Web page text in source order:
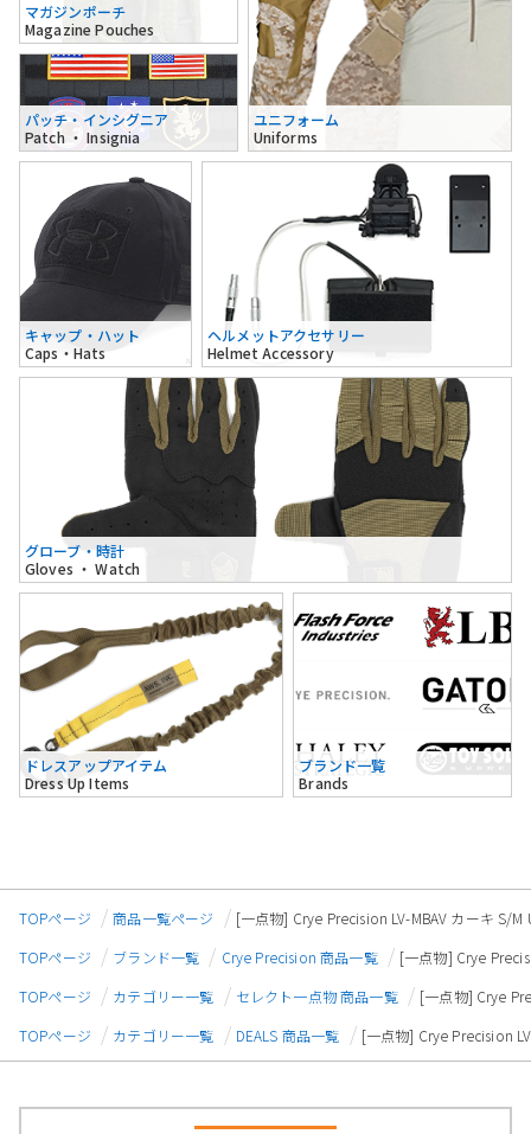
マガジンポーチ
Magazine Pouches
パッチ・インシグニア
Patch ・ Insignia
ユニフォーム
Uniforms
キャップ・ハット
Caps・Hats
ヘルメットアクセサリー
Helmet Accessory
グローブ・時計
Gloves ・ Watch
ドレスアップアイテム
Dress Up Items
ブランド一覧
Brands
TOPページ 商品一覧ページ
[一点物] Crye Precision LV-MBAV カーキ S/M
TOPページ
ブランド一覧 Crye Precision 商品一覧
[一点物] Crye
TOPページ
カテゴリー一覧 セレクト一点物 商品一覧
[一点物] Crye
TOPページ
カテゴリー一覧 DEALS 商品一覧 [一点物] Crye Precision